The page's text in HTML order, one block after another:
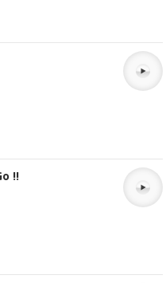
!!